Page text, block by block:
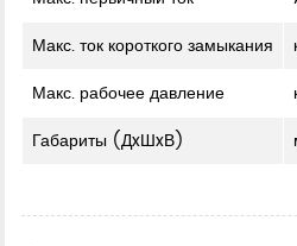
Макс. ток короткого замыкания
Макс. рабочее давление
Габариты (ДxШxВ)